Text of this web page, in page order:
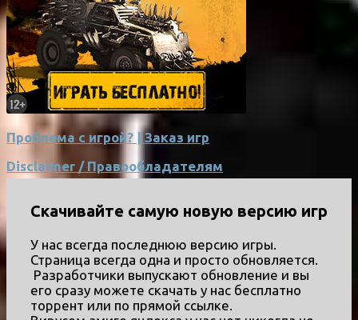
Проблема с игрой? | Заказ игр
Disclaimer / Правообладателям
Скачивайте самую новую версию игр
У нас всегда последнюю версию игры.
Страница всегда одна и просто обновляется.
Разработчики выпускают обновление и вы
его сразу можете скачать у нас бесплатно
торрент или по прямой ссылке.